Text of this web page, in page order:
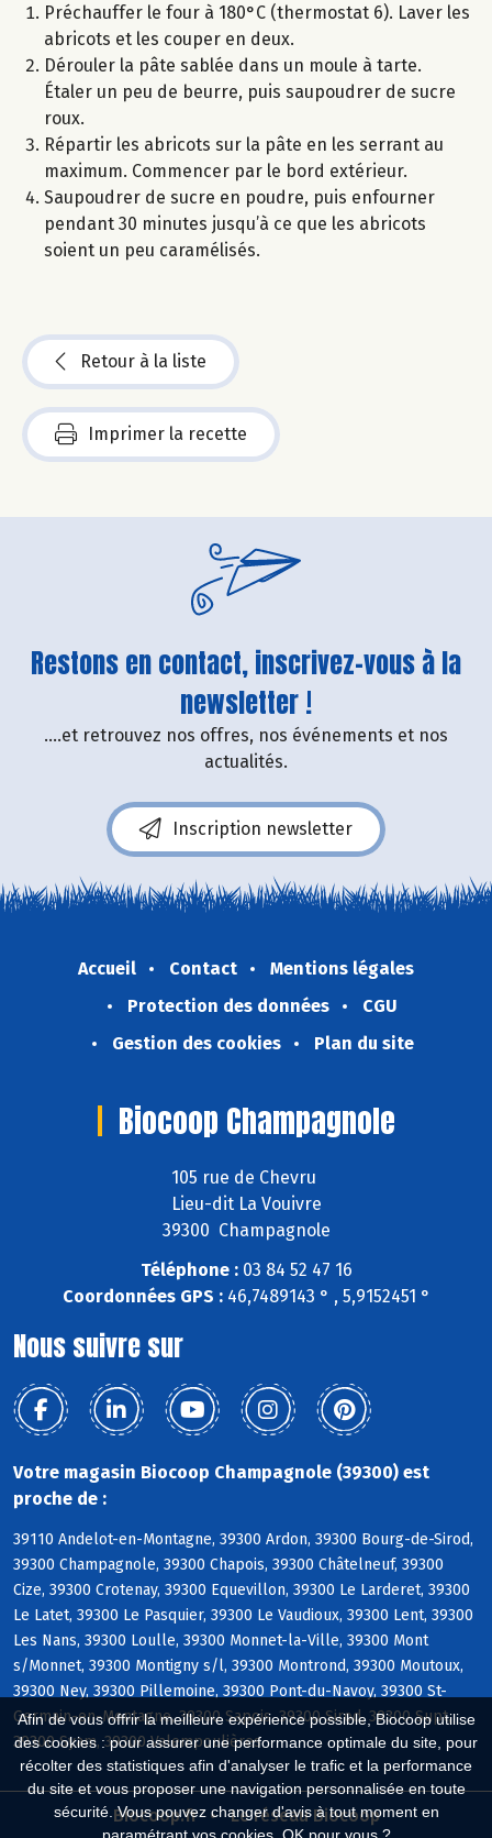
Afin de vous offrir la meilleure expérience possible, Biocoop utilise
des cookies : pour assurer une performance optimale du site, pour
récolter des statistiques afin d'analyser le trafic et la performance
du site et vous proposer une navigation personnalisée en toute
sécurité. Vous pouvez changer d'avis à tout moment en
Préchauffer le four à 180°C (thermostat 6). Laver les
abricots et les couper en deux.
Dérouler la pâte sablée dans un moule à tarte.
Étaler un peu de beurre, puis saupoudrer de sucre
roux.
Répartir les abricots sur la pâte en les serrant au
maximum. Commencer par le bord extérieur.
Saupoudrer de sucre en poudre, puis enfourner
pendant 30 minutes jusqu’à ce que les abricots
soient un peu caramélisés.
Retour à la liste
Imprimer la recette
Restons en contact, inscrivez-vous à la
newsletter !
....et retrouvez nos offres, nos événements et nos
actualités.
Inscription newsletter
Accueil Contact
Mentions légales
Protection des données
CGU
Gestion des cookies
Plan du site
Biocoop Champagnole
105 rue de Chevru
Lieu-dit La Vouivre
39300 Champagnole
Téléphone :03 84 52 47 16
Coordonnées GPS :46,7489143 ° , 5,9152451 °
Nous suivre sur
Votre magasin Biocoop Champagnole (39300) est
proche de :
39110 Andelot-en-Montagne, 39300 Ardon, 39300 Bourg-de-Sirod,
39300 Champagnole, 39300 Chapois, 39300 Châtelneuf, 39300
Cize, 39300 Crotenay, 39300 Equevillon, 39300 Le Larderet, 39300
Le Latet, 39300 Le Pasquier, 39300 Le Vaudioux, 39300 Lent, 39300
Les Nans, 39300 Loulle, 39300 Monnet-la-Ville, 39300 Mont
s/Monnet, 39300 Montigny s/l, 39300 Montrond, 39300 Moutoux,
39300 Ney, 39300 Pillemoine, 39300 Pont-du-Navoy, 39300 St-
Germain-en-Montagne, 39300 Sapois, 39300 Sirod, 39300 Supt,
39300 Syam, 39300 Valempoulières
Biocoop.fr
Le réseau Biocoop